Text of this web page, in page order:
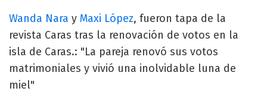
Wanda Nara y Maxi López, fueron tapa de la
revista Caras tras la renovación de votos en la
isla de Caras.: "La pareja renovó sus votos
matrimoniales y vivió una inolvidable luna de
miel"